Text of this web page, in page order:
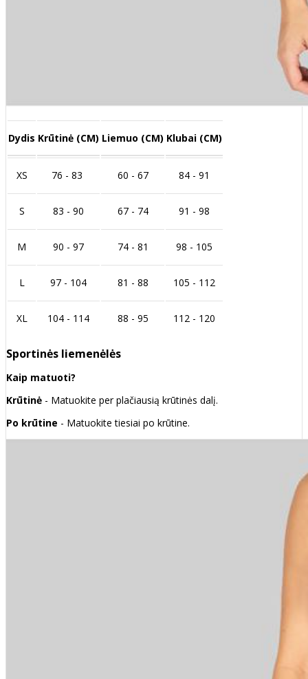
Dydis Krūtinė (CM) Liemuo (CM) Klubai (CM)
XS 76 - 83 60 - 67 84 - 91
S 83 - 90 67 - 74 91 - 98
M 90 - 97 74 - 81 98 - 105
L 97 - 104 81 - 88 105 - 112
XL 104 - 114 88 - 95 112 - 120
Sportinės liemenėlės
Kaip matuoti?
Krūtinė - Matuokite per plačiausią krūtinės dalį.
Po krūtine - Matuokite tiesiai po krūtine.